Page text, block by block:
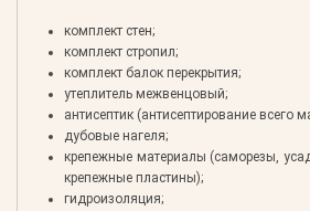
комплект стен;
комплект стропил;
комплект балок перекрытия;
утеплитель межвенцовый;
антисептик (антисептирование всего
дубовые нагеля;
крепежные материалы (саморезы,
крепежные пластины);
гидроизоляция;